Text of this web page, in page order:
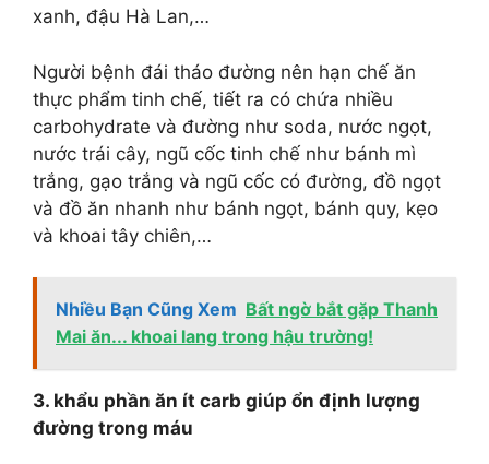
xanh, đậu Hà Lan,…
Người bệnh đái tháo đường nên hạn chế ăn
thực phẩm tinh chế, tiết ra có chứa nhiều
carbohydrate và đường như soda, nước ngọt,
nước trái cây, ngũ cốc tinh chế như bánh mì
trắng, gạo trắng và ngũ cốc có đường, đồ ngọt
và đồ ăn nhanh như bánh ngọt, bánh quy, kẹo
và khoai tây chiên,…
Nhiều Bạn Cũng Xem Bất ngờ bắt gặp Thanh
Mai ăn... khoai lang trong hậu trường!
3. khẩu phần ăn ít carb giúp ổn định lượng
đường trong máu